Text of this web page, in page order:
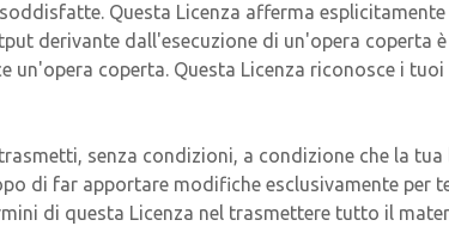
Questa Licenza afferma
derivante dall'esecuzione di un'opera coperta
un'opera coperta. Questa Licenza riconosce i
senza condizioni, a condizione che la
di far apportare modifiche esclusivamente per
di questa Licenza nel trasmettere tutto il